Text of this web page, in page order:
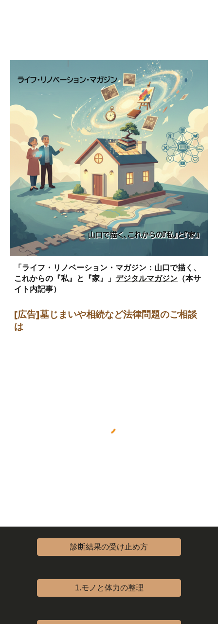
「ライフ・リノベーション・マガジン：山口で描く、
これからの『私』と『家』」 デジタルマガジン （本サ
イト内記事）
[広告]墓じまいや相続など法律問題のご相談
は
診断結果の受け止め方
1.モノと体力の整理